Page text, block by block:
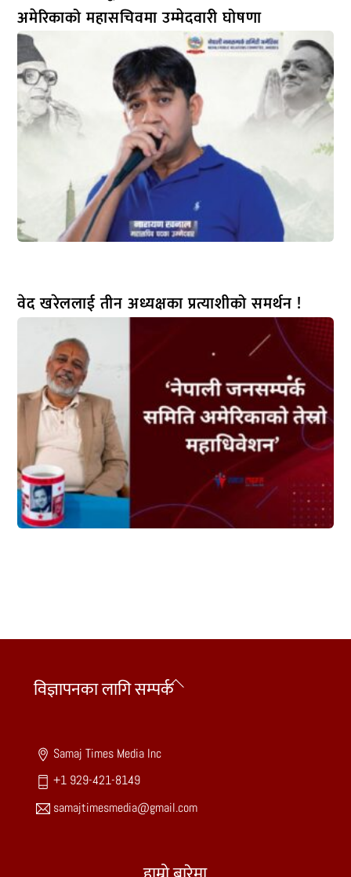
अमेरिकाको महासचिवमा उम्मेदवारी घोषणा
वेद खरेललाई तीन अध्यक्षका प्रत्याशीको समर्थन !
Back
विज्ञापनका लागि सम्पर्क
Samaj Times Media Inc
+1 929-421-8149
samajtimesmedia@gmail.com